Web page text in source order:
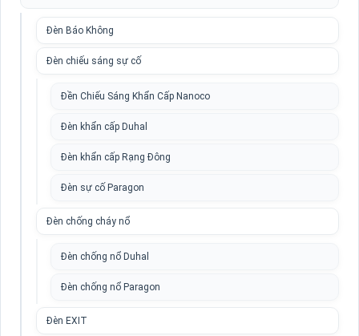
Đèn Báo Không
Đèn chiếu sáng sự cố
Đền Chiếu Sáng Khẩn Cấp Nanoco
Đèn khẩn cấp Duhal
Đèn khẩn cấp Rạng Đông
Đèn sự cố Paragon
Đèn chống cháy nổ
Đèn chống nổ Duhal
Đèn chống nổ Paragon
Đèn EXIT